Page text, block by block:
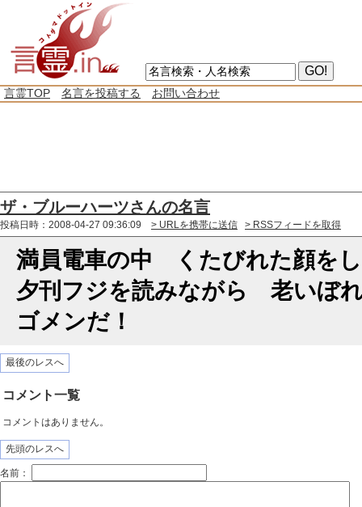
言霊TOP 名言を投稿する お問い合わせ
ザ・ブルーハーツさんの名言
投稿日時：2008-04-27 09:36:09 > URLを携帯に送信 > RSSフィードを取得
満員電車の中 くたびれた顔を
夕刊フジを読みながら 老いぼ
ゴメンだ！
最後のレスへ
コメント一覧
コメントはありません。
先頭のレスへ
名前：